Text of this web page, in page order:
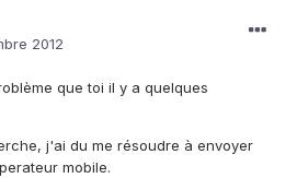
2012
que toi il y a quelques
j'ai du me résoudre à envoyer
mobile.